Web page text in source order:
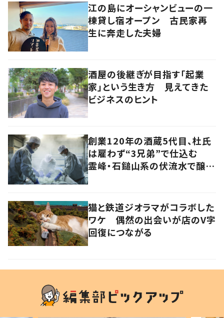
江の島にオーシャンビューの一
棟貸し宿オープン 古民家再
生に奔走した夫婦
酒屋の後継ぎが目指す「起業
家」という生き方 見えてきた
ビジネスのヒント
創業120年の酒蔵5代目、杜氏
は雇わず“3兄弟”で仕込む
霊峰・石鎚山系の伏流水で醸
猫と鉄道ジオラマがコラボした
ワケ 偶然の出会いが店のV字
回復につながる